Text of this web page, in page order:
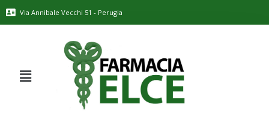
Via Annibale Vecchi 51 - Perugia